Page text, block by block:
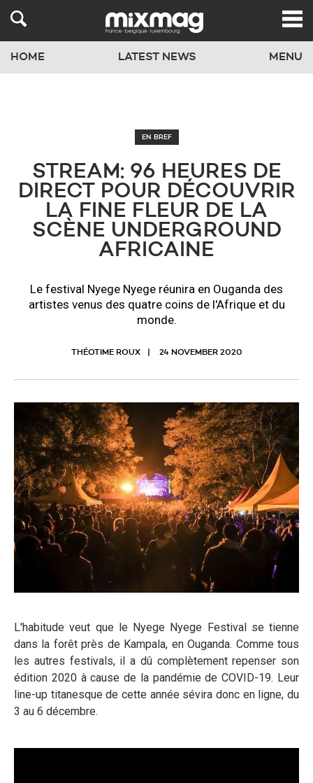
HOME LATEST NEWS MENU
EN BREF
STREAM: 96 HEURES DE
DIRECT POUR DÉCOUVRIR
LA FINE FLEUR DE LA
SCÈNE UNDERGROUND
AFRICAINE
Le festival Nyege Nyege réunira en Ouganda des
artistes venus des quatre coins de l'Afrique et du
monde.
THÉOTIME ROUX 24 NOVEMBER 2020
L'habitude veut que le Nyege Nyege Festival se tienne
dans la forêt près de Kampala, en Ouganda. Comme tous
les autres festivals, il a dû complètement repenser son
édition 2020 à cause de la pandémie de COVID-19. Leur
line-up titanesque de cette année sévira donc en ligne, du
3 au 6 décembre.